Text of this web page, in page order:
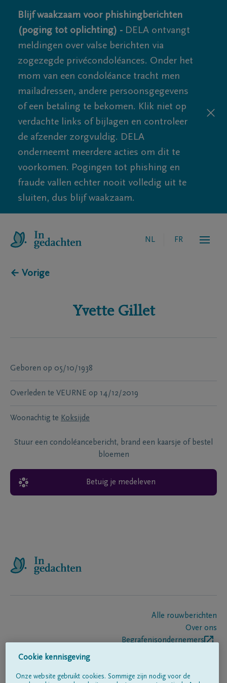
Blijf waakzaam voor phishingberichten
(poging tot oplichting) - DELA ontvangt
meldingen over valse berichten via
zogezegde privécondoléances. Onder het
mom van een condoléance tracht men
mailadressen, andere persoonsgegevens
of een betaling te bekomen. Klik niet op
verdachte links of bijlagen en controleer
de afzender zorgvuldig. DELA
onderneemt meerdere acties om dit te
voorkomen. Pogingen tot phishing en
fraude vallen echter nooit volledig uit te
sluiten, dus blijf waakzaam.
NL FR
← Vorige
Yvette Gillet
Geboren op 05/10/1938
Overleden te VEURNE op 14/12/2019
Woonachtig te Koksijde
Stuur een condoléancebericht, brand een kaarsje of bestel
bloemen
Betuig je medeleven
Alle rouwberichten
Over ons
Begrafenisondernemers
Cookie kennisgeving
Onze website gebruikt cookies. Sommige zijn nodig voor de